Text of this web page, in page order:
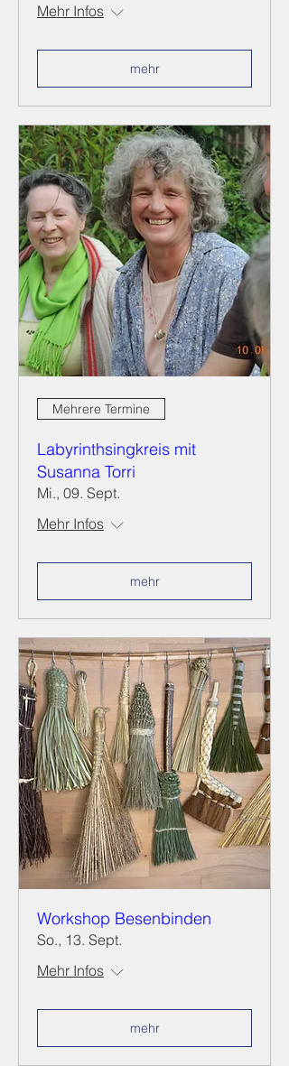
Mehr Infos
mehr
Mehrere Termine
Labyrinthsingkreis mit
Susanna Torri
Mi., 09. Sept.
Mehr Infos
mehr
Workshop Besenbinden
So., 13. Sept.
Mehr Infos
mehr